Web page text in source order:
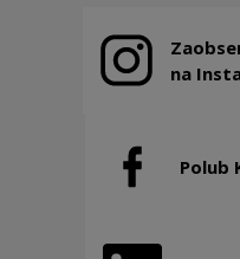
na
Uwaga, link
Polub
Uwaga, link